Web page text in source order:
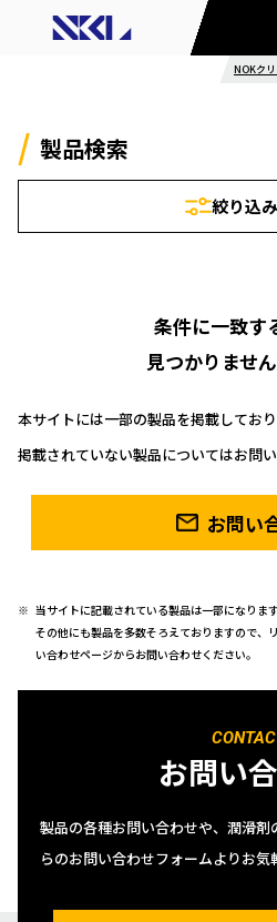
NOKク
製品検索
絞り込
条件に一致す
見つかりません
本サイトには一部の製品を掲載しており
掲載されていない製品についてはお問い
お問い
当サイトに記載されている製品は一部になります
その他にも製品を多数そろえておりますので、
い合わせページからお問い合わせください。
お問い
製品の各種お問い合わせや、潤滑剤
らのお問い合わせフォームよりお気